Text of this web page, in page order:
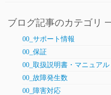
ブログ記事のカテゴリ
00_サポート情報
00_保証
00_取扱説明書・マニュアル
00_故障発生数
00_障害対応